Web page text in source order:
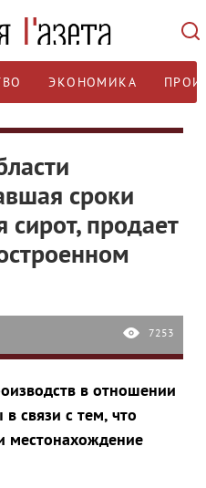
ЭКОНОМИКА
сроки
продает
7253
в отношении
связи с тем, что
местонахождение